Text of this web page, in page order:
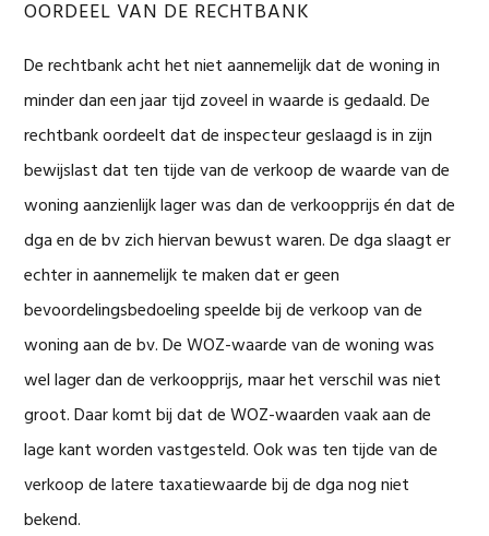
OORDEEL VAN DE RECHTBANK
De rechtbank acht het niet aannemelijk dat de woning in
minder dan een jaar tijd zoveel in waarde is gedaald. De
rechtbank oordeelt dat de inspecteur geslaagd is in zijn
bewijslast dat ten tijde van de verkoop de waarde van de
woning aanzienlijk lager was dan de verkoopprijs én dat de
dga en de bv zich hiervan bewust waren. De dga slaagt er
echter in aannemelijk te maken dat er geen
bevoordelingsbedoeling speelde bij de verkoop van de
woning aan de bv. De WOZ-waarde van de woning was
wel lager dan de verkoopprijs, maar het verschil was niet
groot. Daar komt bij dat de WOZ-waarden vaak aan de
lage kant worden vastgesteld. Ook was ten tijde van de
verkoop de latere taxatiewaarde bij de dga nog niet
bekend.